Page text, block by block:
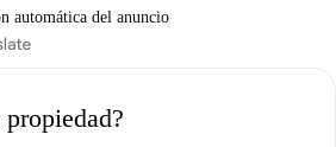
automática del anuncio